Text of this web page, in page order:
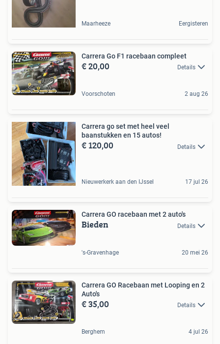
Maarheeze Eergisteren
Carrera Go F1 racebaan compleet
€ 20,00 Details
Voorschoten 2 aug 26
Carrera go set met heel veel
baanstukken en 15 autos!
€ 120,00 Details
Nieuwerkerk aan den IJssel 17 jul 26
Carrera GO racebaan met 2 auto's
Bieden Details
's-Gravenhage 20 mei 26
Carrera GO Racebaan met Looping en 2
Auto's
€ 35,00 Details
Berghem 4 jul 26